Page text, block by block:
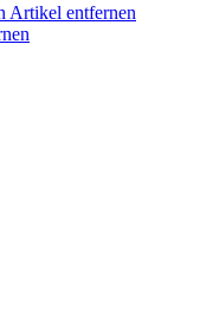
Artikel entfernen